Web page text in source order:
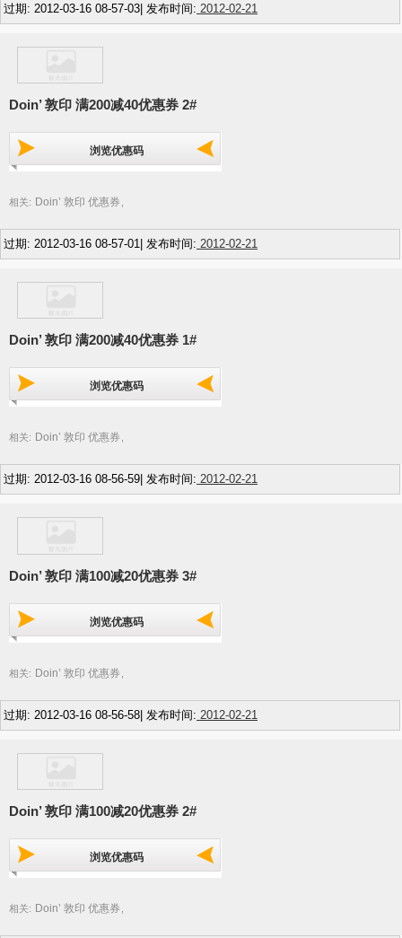
过期: 2012-03-16 08-57-03| 发布时间: 2012-02-21
Doin’ 敦印 满200减40优惠券 2#
浏览优惠码
相关: Doin’ 敦印 优惠券
过期: 2012-03-16 08-57-01| 发布时间: 2012-02-21
Doin’ 敦印 满200减40优惠券 1#
浏览优惠码
相关: Doin’ 敦印 优惠券
过期: 2012-03-16 08-56-59| 发布时间: 2012-02-21
Doin’ 敦印 满100减20优惠券 3#
浏览优惠码
相关: Doin’ 敦印 优惠券
过期: 2012-03-16 08-56-58| 发布时间: 2012-02-21
Doin’ 敦印 满100减20优惠券 2#
浏览优惠码
相关: Doin’ 敦印 优惠券